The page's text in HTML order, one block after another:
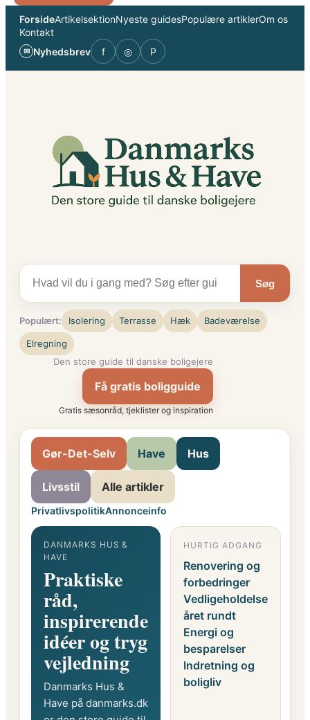
Spring
indhold
ForsideArtikelsektionNyeste guidesPopulære artiklerOm os
Kontakt
✉ Nyhedsbrev f ◎ P
Søg
Populært: Isolering Terrasse Hæk Badeværelse
Elregning
Den store guide til danske boligejere
Få gratis boligguide
Gratis sæsonråd, tjeklister og inspiration
Gør-Det-Selv Have Hus
Livsstil Alle artikler
PrivatlivspolitikAnnonceinfo
DANMARKS HUS &
HAVE
Praktiske
råd,
inspirerende
idéer og tryg
vejledning
Danmarks Hus &
Have på danmarks.dk
HURTIG ADGANG
Renovering og
forbedringer
Vedligeholdelse
året rundt
Energi og
besparelser
Indretning og
boligliv